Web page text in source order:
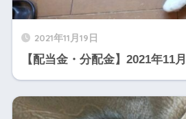
2021年11月19日
【配当金・分配金】2021年11